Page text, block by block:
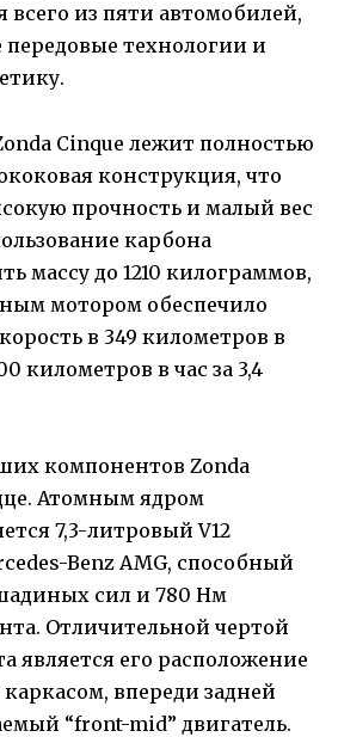
всего из пяти автомобилей,
передовые технологии и
Cinque лежит полностью
конструкция, что
прочность и малый вес
карбона
массу до 1210 килограммов,
мотором обеспечило
в 349 километров в
километров в час за 3,4
компонентов Zonda
Атомным ядром
7,3-литровый V12
Benz AMG, способный
сил и 780 Нм
Отличительной чертой
является его расположение
впереди задней
“front-mid” двигатель.